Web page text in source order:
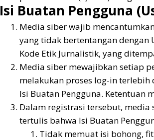
Isi Buatan Pengguna
Media siber wajib
yang tidak bertentangan dengan
Kode Etik Jurnalistik, yang
Media siber mewajibkan setiap
melakukan proses log-in
Isi Buatan Pengguna. Ketentuan
Dalam registrasi tersebut,
tertulis bahwa Isi Buatan
Tidak memuat isi bohong,